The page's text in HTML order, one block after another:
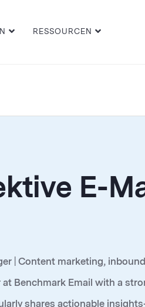
RESSOURCEN
E-
| Content marketing,
Benchmark Email with a
shares actionable